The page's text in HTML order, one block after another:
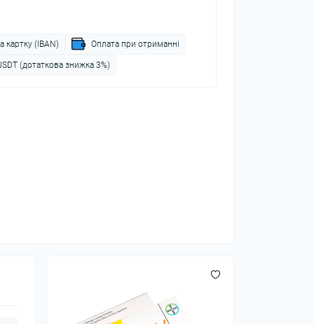
картку (IBAN) Оплата при отриманні
(дотаткова знижка 3%)